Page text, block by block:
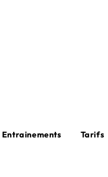
Entrainements Tarifs